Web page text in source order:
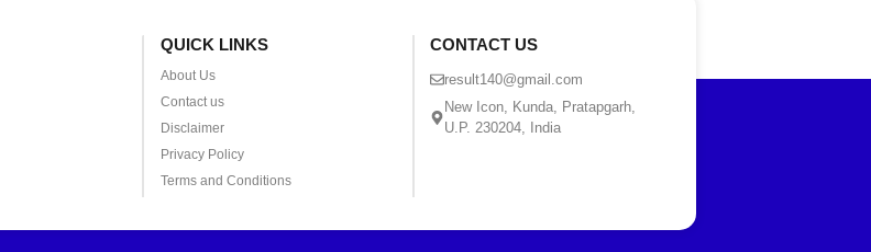
QUICK LINKS
About Us
Contact us
Disclaimer
Privacy Policy
Terms and Conditions
CONTACT US
result140@gmail.com
New Icon, Kunda, Pratapgarh,
U.P. 230204, India